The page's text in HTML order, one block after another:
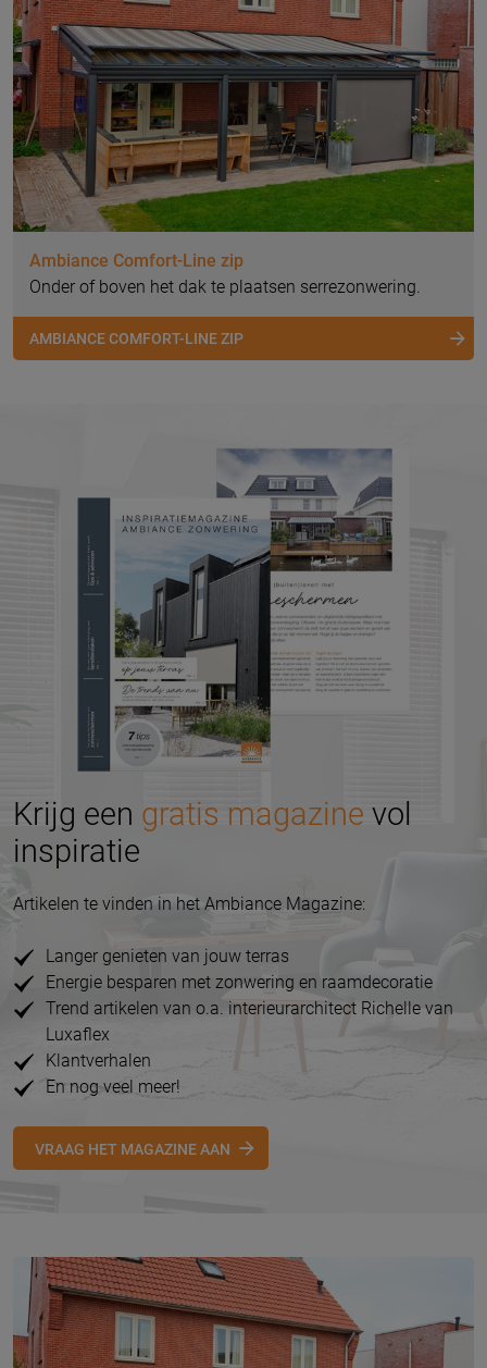
Ambiance Comfort-Line zip
Onder of boven het dak te plaatsen serrezonwering.
AMBIANCE COMFORT-LINE ZIP
Krijg een gratis magazine vol
inspiratie
Artikelen te vinden in het Ambiance Magazine:
Langer genieten van jouw terras
Energie besparen met zonwering en raamdecoratie
Trend artikelen van o.a. interieurarchitect Richelle van
Luxaflex
Klantverhalen
En nog veel meer!
VRAAG HET MAGAZINE AAN